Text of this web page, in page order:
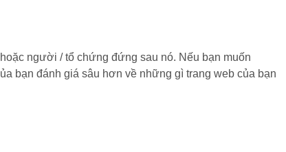
người / tổ chứng đứng sau nó. Nếu bạn muốn
bạn đánh giá sâu hơn về những gì trang web của bạn